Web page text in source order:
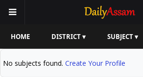
HOME DISTRICT ▾ SUBJECT ▾
No subjects found. Create Your Profile